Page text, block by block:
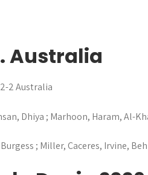
Australia
Dhiya ; Marhoon, Haram, Al-
; Miller, Caceres, Irvine,